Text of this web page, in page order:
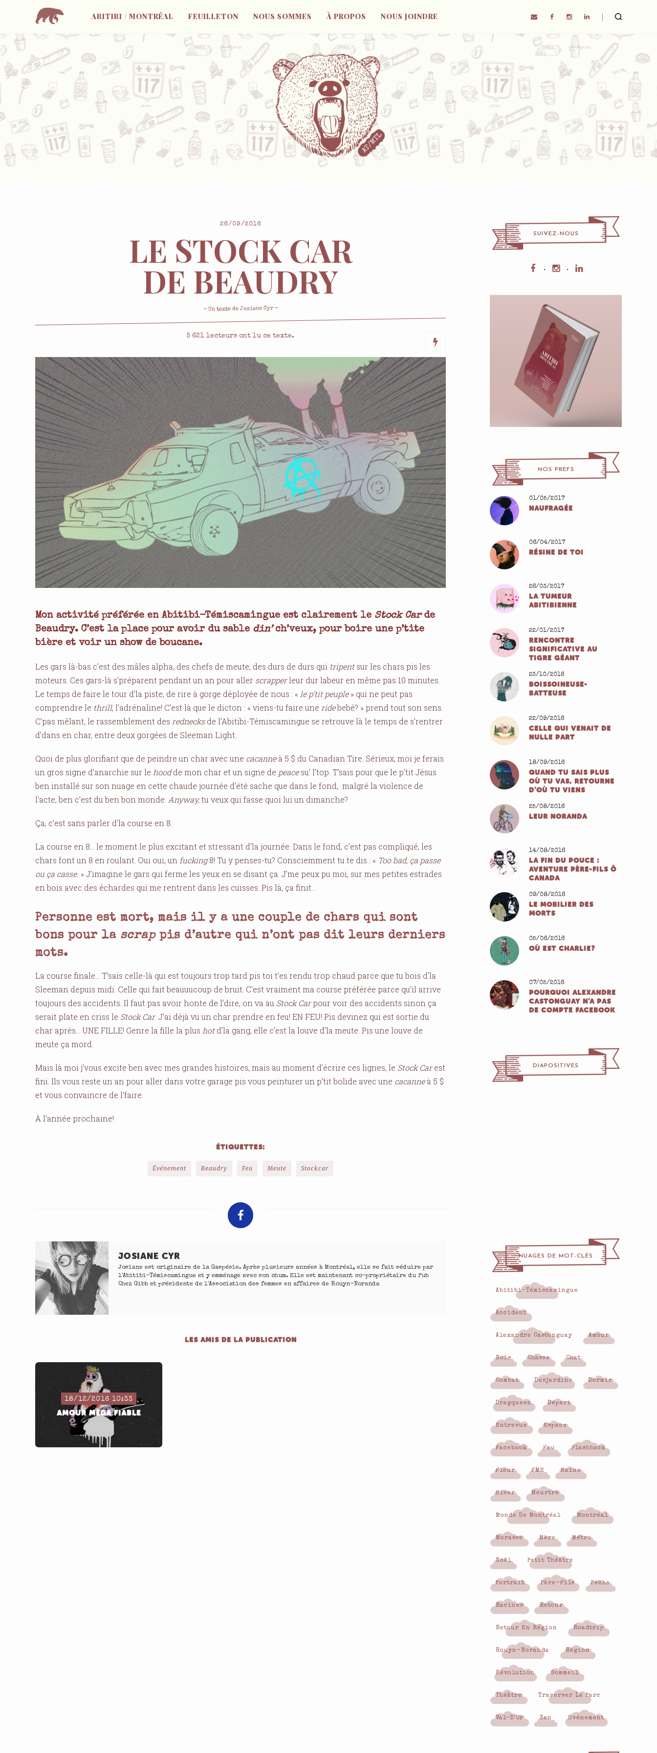
ABITIBI / MONTRÉAL FEUILLETON NOUS SOMMES À PROPOS NOUS JOINDRE
26/09/2016
LE STOCK CAR
DE BEAUDRY
- Un texte de Josiane Cyr-
5 621 lecteurs ont lu ce texte.
Mon activité préférée en Abitibi-Témiscamingue est clairement le Stock Carde
Beaudry. C’est la place pour avoir du sable din’ch’veux, pour boire une p’tite
bière et voir un show de boucane.
Les gars là-bas c’est des mâles alpha, des chefs de meute, des durs de durs qui tripentsur les chars pis les
moteurs. Ces gars-là s’préparent pendant un an pour aller scrapperleur dur labeur en même pas 10 minutes.
Le temps de faire le tour d’la piste, de rire à gorge déployée de nous : « le p’tit peuple» qui ne peut pas
comprendre le thrill, l’adrénaline! C’est là que le dicton : « viens-tu faire une ridebebé? » prend tout son sens.
C’pas mêlant, le rassemblement des rednecksde l’Abitibi-Témiscamingue se retrouve là le temps de s’rentrer
d’dans en char, entre deux gorgées de Sleeman Light.
Quoi de plus glorifiant que de peindre un char avec une cacanneà 5 $ du Canadian Tire. Sérieux, moi je ferais
un gros signe d’anarchie sur le hoodde mon char et un signe de peacesu’ l’top. T’sais pour que le p’tit Jésus
ben installé sur son nuage en cette chaude journée d’été sache que dans le fond, malgré la violence de
l’acte, ben c’est du ben bon monde. Anyway,tu veux qui fasse quoi lui un dimanche?
Ça, c’est sans parler d’la course en 8.
La course en 8… le moment le plus excitant et stressant d’la journée. Dans le fond, c’est pas compliqué, les
chars font un 8 en roulant. Oui oui, un fucking8! Tu y penses-tu? Consciemment tu te dis : « Too bad, ça passe
ou ça casse. » J’imagine le gars qui ferme les yeux en se disant ça. J’me peux pu moi, sur mes petites estrades
en bois avec des échardes qui me rentrent dans les cuisses. Pis là, ça finit…
Personne est mort, mais il y a une couple de chars qui sont
bons pour la scrappis d’autre qui n’ont pas dit leurs derniers
mots.
La course finale… T’sais celle-là qui est toujours trop tard pis toi t’es rendu trop chaud parce que tu bois d’la
Sleeman depuis midi. Celle qui fait beauuucoup de bruit. C’est vraiment ma course préférée parce qu’il arrive
toujours des accidents. Il faut pas avoir honte de l’dire, on va au Stock Carpour voir des accidents sinon ça
serait plate en criss le Stock Car. J’ai déjà vu un char prendre en feu! EN FEU! Pis devinez qui est sortie du
char après… UNE FILLE! Genre la fille la plus hotd’la gang, elle c’est la louve d’la meute. Pis une louve de
meute ça mord.
Mais là moi j’vous excite ben avec mes grandes histoires, mais au moment d’écrire ces lignes, le Stock Carest
fini. Ils vous reste un an pour aller dans votre garage pis vous peinturer un p’tit bolide avec une cacanneà 5 $
et vous convaincre de l’faire.
À l’année prochaine!
ÉTIQUETTES:
Événement Beaudry Feu Meute Stockcar
JOSIANE CYR
Josiane est originaire de la Gaspésie. Après plusieurs années à Montréal, elle se fait séduire par
l'Abitibi-Témiscamingue et y emménage avec son chum. Elle est maintenant co-propriétaire du Pub
Chez Gibb et présidente de l'Association des femmes en affaires de Rouyn-Noranda
LES AMIS DE LA PUBLICATION
18/12/2016 10:33
AMOUR MÉGA FIABLE
SUIVEZ-NOUS
NOS PREFS
01/05/2017
NAUFRAGÉE
06/04/2017
RÉSINE DE TOI
26/03/2017
LA TUMEUR
ABITIBIENNE
22/01/2017
RENCONTRE
SIGNIFICATIVE AU
TIGRE GÉANT
23/10/2016
BOISSOINEUSE-
BATTEUSE
22/09/2016
CELLE QUI VENAIT DE
NULLE PART
18/09/2016
QUAND TU SAIS PLUS
OÙ TU VAS, RETOURNE
D’OÙ TU VIENS
25/08/2016
LEUR NORANDA
14/08/2016
LA FIN DU POUCE :
AVENTURE PÈRE-FILS Ô
CANADA
09/08/2016
LE MOBILIER DES
MORTS
05/06/2016
OÙ EST CHARLIE?
07/05/2016
POURQUOI ALEXANDRE
CASTONGUAY N’A PAS
DE COMPTE FACEBOOK
DIAPOSITIVES
NUAGES DE MOT-CLÉS
Abitibi-Témiscamingue
Accident
Alexandre Castonguay Amour
Bois Chasse Chat
Combat Desjardins Dormir
Dragqueen Départ
Entrevue Espace
Facebook Feu Flashback
Fleur FME Haine
Hiver Meurtre
Monde De Montréal Montréal
Morasse Mère Métro
Noël Petit Théâtre
Portrait Père-Fils Pêche
Racines Retour
Retour En Région Roadtrip
Rouyn-Noranda Région
Révolution Sommeil
Théâtre Traverser Le Parc
Val-D'Or Zen Événement